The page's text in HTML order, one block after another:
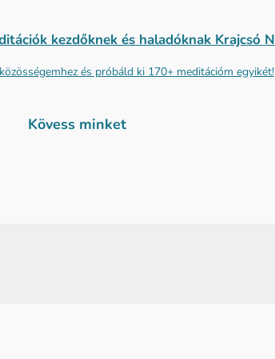
kezdőknek és haladóknak Krajcsó
és próbáld ki 170+ meditációm egyikét!
Kövess minket